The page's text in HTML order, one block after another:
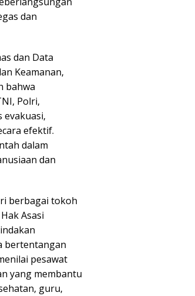
dan
dan Data
Keamanan,
bahwa
Polri,
efektif.
dalam
dan
berbagai tokoh
Asasi
bertentangan
pesawat
yang membantu
guru,